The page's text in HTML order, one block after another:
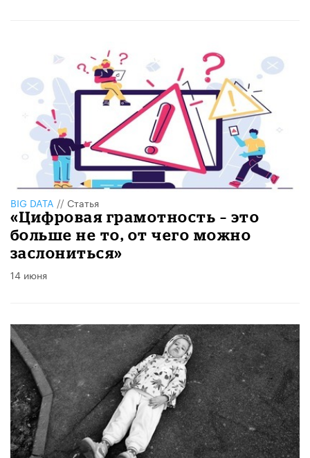
BIG DATA // Статья
«Цифровая грамотность – это
больше не то, от чего можно
заслониться»
14 июня